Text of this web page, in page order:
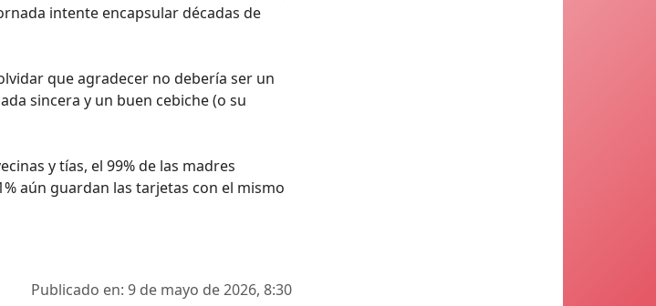
intente encapsular décadas de
que agradecer no debería ser un
sincera y un buen cebiche (o su
y tías, el 99% de las madres
aún guardan las tarjetas con el mismo
Publicado en: 9 de mayo de 2026, 8:30